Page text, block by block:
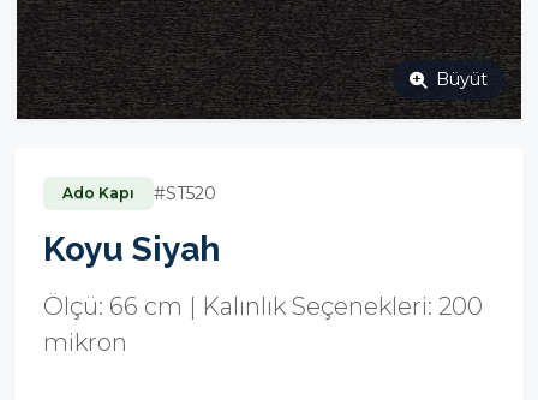
Büyüt
Ado Kapı #ST520
Koyu Siyah
Ölçü: 66 cm | Kalınlık Seçenekleri: 200
mikron